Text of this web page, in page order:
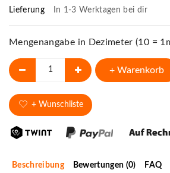
Lieferung In 1-3 Werktagen bei dir
Mengenangabe in Dezimeter (10 =
+ Warenkorb
+ Wunschliste
Beschreibung Bewertungen (0) FAQ